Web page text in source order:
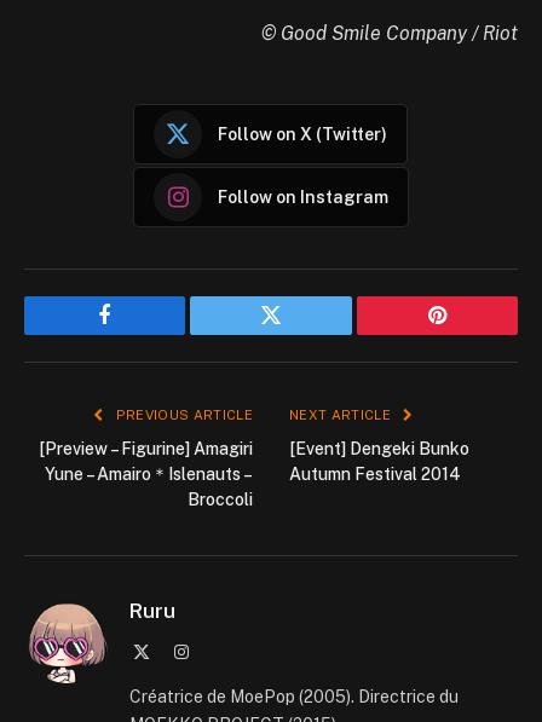
© Good Smile Company / Riot
Follow on X (Twitter)
Follow on Instagram
Facebook Twitter Pinterest
PREVIOUS ARTICLE
[Preview – Figurine] Amagiri
Yune – Amairo＊Islenauts –
Broccoli
NEXT ARTICLE
[Event] Dengeki Bunko
Autumn Festival 2014
Ruru
Instagram
Créatrice de MoePop (2005). Directrice du